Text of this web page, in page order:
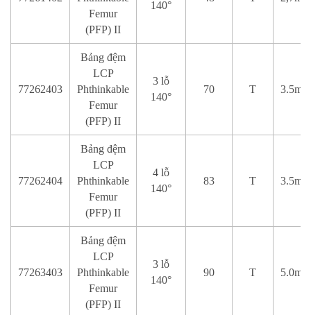
Femur
(PFP) II
140°
77262403
Bảng đệm
LCP
Phthinkable
Femur
(PFP) II
3 lỗ
140°
70 T 3.5mm
77262404
Bảng đệm
LCP
Phthinkable
Femur
(PFP) II
4 lỗ
140°
83 T 3.5mm
77263403
Bảng đệm
LCP
Phthinkable
Femur
(PFP) II
3 lỗ
140°
90 T 5.0mm